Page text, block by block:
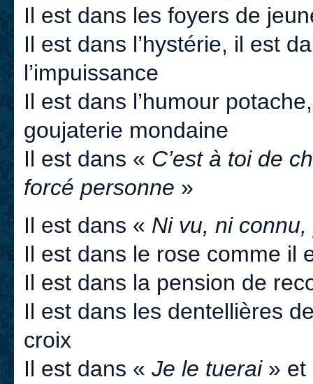
Il est dans les foyers de
Il est dans l’hystérie, il est
l’impuissance
Il est dans l’humour
goujaterie mondaine
Il est dans « C’est à toi de
forcé personne »
Il est dans « Ni vu, ni
Il est dans le rose comme il
Il est dans la pension de
Il est dans les dentellières
croix
Il est dans « Je le tuerai» et